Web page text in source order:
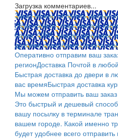
Загрузка комментариев...
Заказ можно оплатить любым
(Красноярск); пластиковой
банка; QIWI,
другими способами.Оплата
Оперативно отправим ваш
регионДоставка Почтой в
Быстрая доставка до двери в
вас времяБыстрая доставка
Мы можем отправить ваш
Это быстрый и дешевый
вашу посылку в терминале
вашем городе. Какой именно
будет удобнее всего